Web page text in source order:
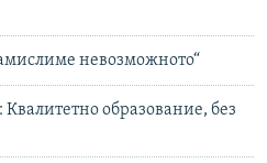
невозможното“
образование, без